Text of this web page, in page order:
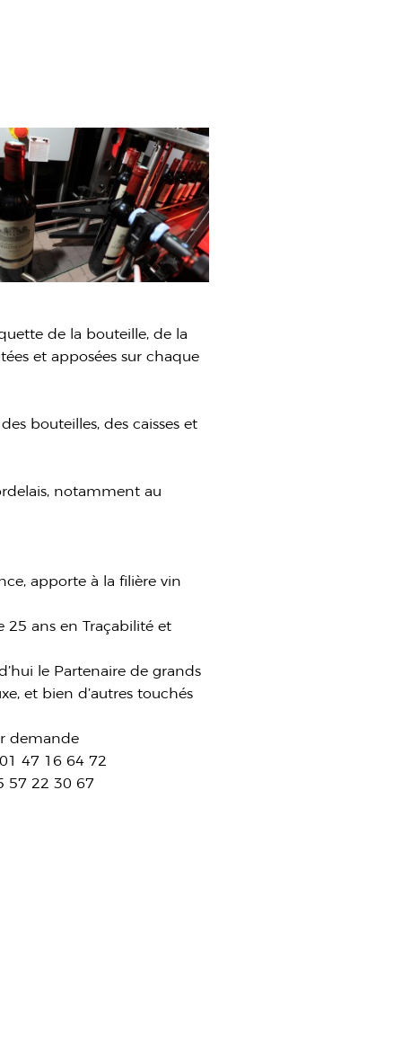
de la bouteille, de la
et apposées sur chaque
bouteilles, des caisses et
notamment au
apporte à la filière vin
25 ans en Traçabilité et
le Partenaire de grands
et bien d’autres touchés
demande
47 16 64 72
57 22 30 67